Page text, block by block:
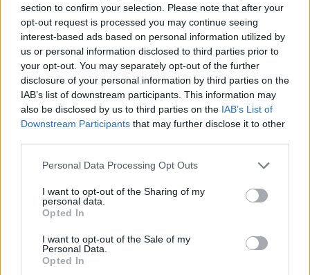
section to confirm your selection. Please note that after your
opt-out request is processed you may continue seeing
interest-based ads based on personal information utilized by
us or personal information disclosed to third parties prior to
your opt-out. You may separately opt-out of the further
disclosure of your personal information by third parties on the
IAB’s list of downstream participants. This information may
also be disclosed by us to third parties on the IAB’s List of
Downstream Participants that may further disclose it to other
Please note that this website/app uses one or more Google
not limited to your visit or usage behaviour. You may click to
grant or deny consent to Google and its third-party tags to
use your data for below specified purposes in below Google
consent section.
Personal Data Processing Opt Outs
I want to opt-out of the Sharing of my
personal data.
Opted In
I want to opt-out of the Sale of my
Personal Data.
Opted In